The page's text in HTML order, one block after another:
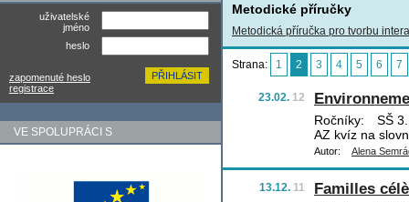
uživatelské
jméno
heslo
zapomenuté heslo
registrace
VE SPOLUPRÁCI S
Metodické příručky
Metodická příručka pro tvorbu
Strana: 1 2 3 4 5 6 7
23.02. 12
Ročníky:
SŠ
AZ kvíz na
Autor: Alena
13.12. 11 Familles